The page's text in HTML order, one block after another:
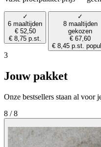
✓
6 maaltijden
€ 52,50
€ 8,75 p.st.
✓
8 maaltijden
gekozen
€ 67,60
€ 8,45 p.st.
3
Jouw pakket
Onze bestsellers staan al voor
8 / 8